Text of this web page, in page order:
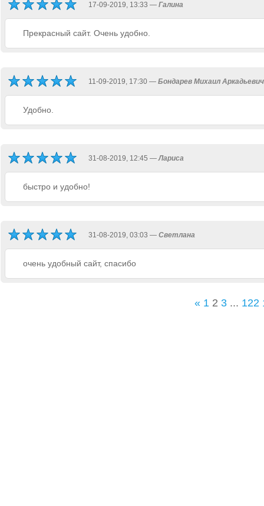
17-09-2019, 13:33 — Галина
Прекрасный сайт. Очень удобно.
11-09-2019, 17:30 — Бондарев Михаил Аркадьевич
Удобно.
31-08-2019, 12:45 —Лариса
быстро и удобно!
31-08-2019, 03:03 — Светлана
очень удобный сайт, спасибо
« 1 2 3 ... 122